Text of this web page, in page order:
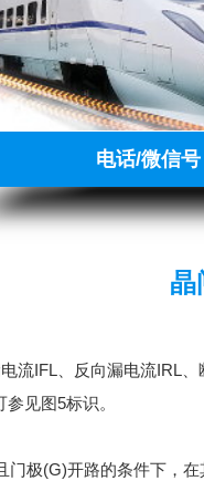
电话/微信
晶
IFL、反向漏电流IRL
见图5标识。
(G)开路的条件下，在